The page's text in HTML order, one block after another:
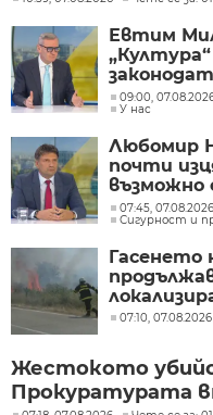
Евтим
бъдат
09:00,
У нас
Любомир
почти
възможно
нас
07:45, 07.08.2026
Сигурност и
Гасенето
07:10, 07.08.2026
Жестокото
Прокуратурата